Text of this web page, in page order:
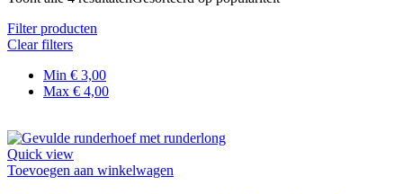
Filter producten
Clear filters
Min € 3,00
Max € 4,00
Quick view
Toevoegen aan winkelwagen